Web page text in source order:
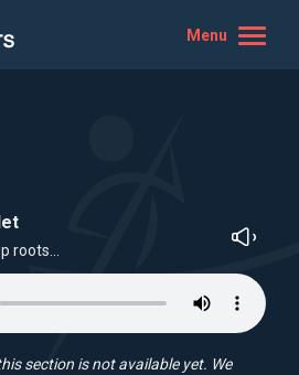
Menu
roots…
section is not available yet. We